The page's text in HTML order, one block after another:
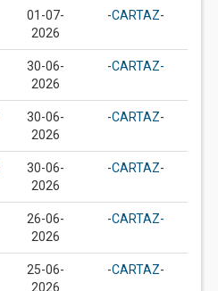
01-07-
2026
-CARTAZ-
30-06-
2026
-CARTAZ-
30-06-
2026
-CARTAZ-
30-06-
2026
-CARTAZ-
26-06-
2026
-CARTAZ-
25-06-
2026
-CARTAZ-